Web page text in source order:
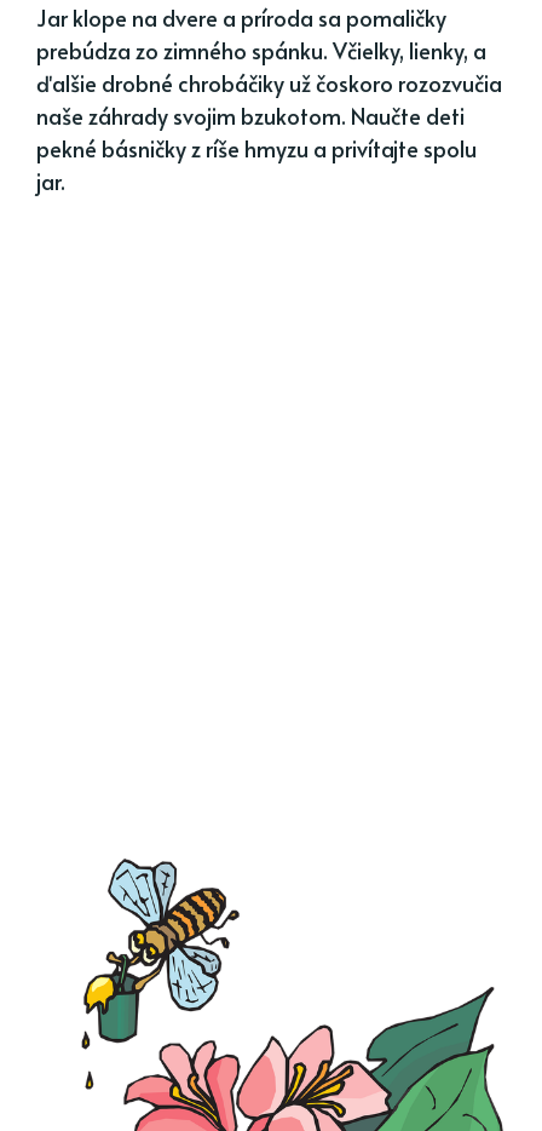
Jar klope na dvere a príroda sa pomaličky
prebúdza zo zimného spánku. Včielky, lienky, a
ďalšie drobné chrobáčiky už čoskoro rozozvučia
naše záhrady svojim bzukotom. Naučte deti
pekné básničky z ríše hmyzu a privítajte spolu
jar.